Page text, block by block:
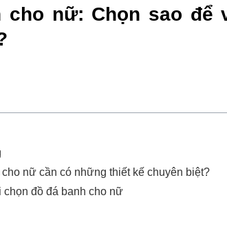
cho nữ: Chọn sao để
nữ cần có những thiết kế chuyên biệt?
chọn đồ đá banh cho nữ